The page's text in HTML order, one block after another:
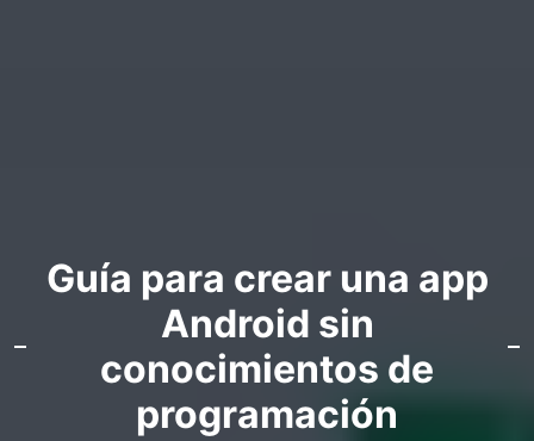
Guía para crear una app
Android sin
conocimientos de
programación